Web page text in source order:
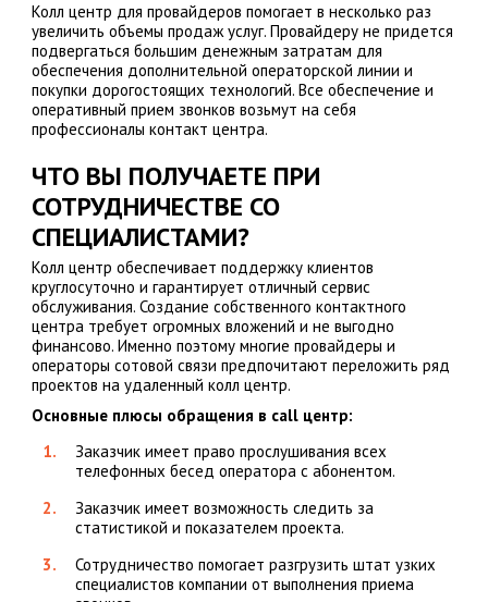
Колл центр для провайдеров помогает в несколько раз
увеличить объемы продаж услуг. Провайдеру не придется
подвергаться большим денежным затратам для
обеспечения дополнительной операторской линии и
покупки дорогостоящих технологий. Все обеспечение и
оперативный прием звонков возьмут на себя
профессионалы контакт центра.
ЧТО ВЫ ПОЛУЧАЕТЕ ПРИ
СОТРУДНИЧЕСТВЕ СО
СПЕЦИАЛИСТАМИ?
Колл центр обеспечивает поддержку клиентов
круглосуточно и гарантирует отличный сервис
обслуживания. Создание собственного контактного
центра требует огромных вложений и не выгодно
финансово. Именно поэтому многие провайдеры и
операторы сотовой связи предпочитают переложить ряд
проектов на удаленный колл центр.
Основные плюсы обращения в call центр:
Заказчик имеет право прослушивания всех
телефонных бесед оператора с абонентом.
Заказчик имеет возможность следить за
статистикой и показателем проекта.
Сотрудничество помогает разгрузить штат узких
специалистов компании от выполнения приема